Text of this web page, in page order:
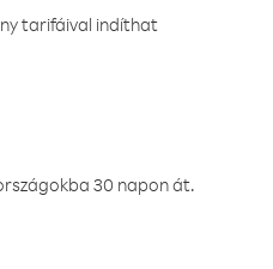
tarifáival indíthat
30 napon át.